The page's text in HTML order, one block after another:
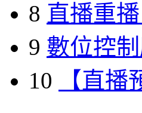
8 直播重
9 數位控
10
【直